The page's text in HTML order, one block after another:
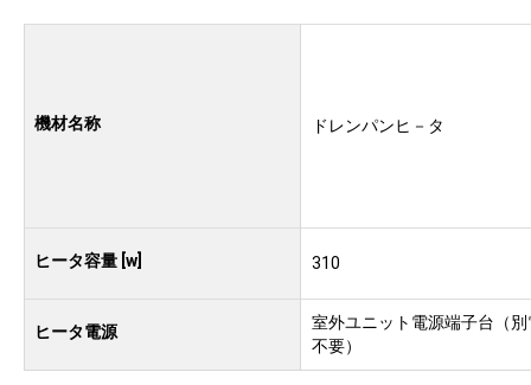
機材名称 ドレンパンヒ－タ
ヒータ容量 [w] 310
ヒータ電源
室外ユニット電源端子台（別
不要）